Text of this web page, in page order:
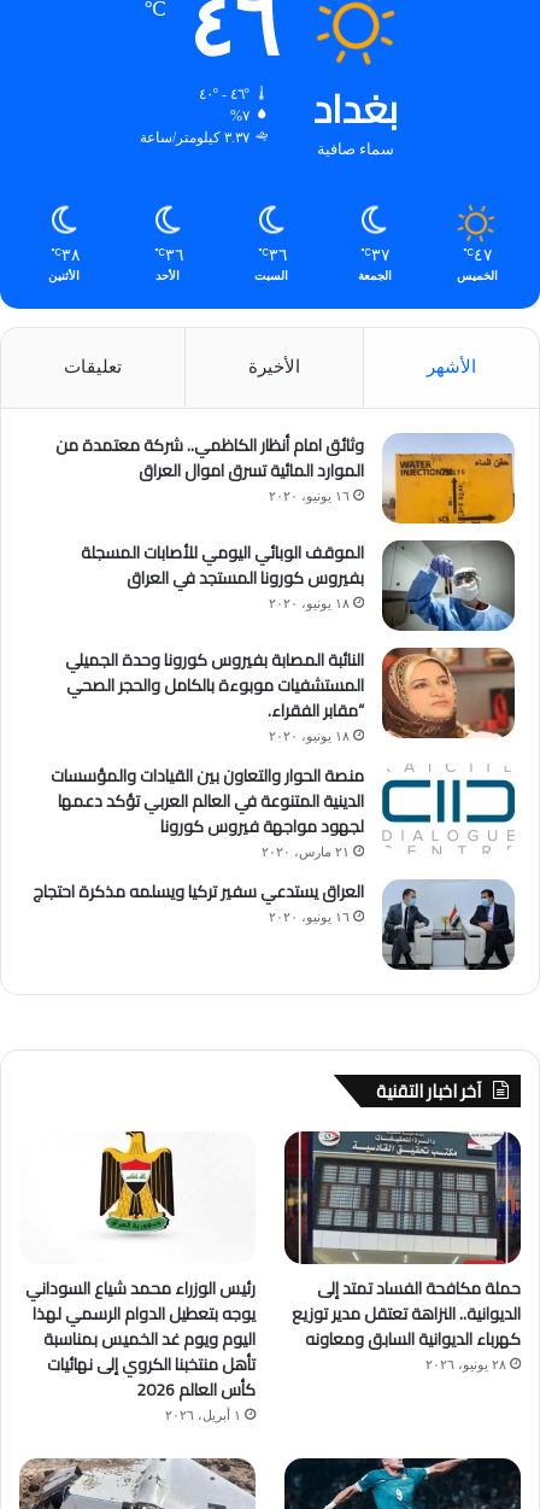
بغداد
سماء صافية
٤٦ ℃
٤٦º - ٤٠º
٧%
٣.٣٧ كيلومتر/ساعة
٤٧℃
الخميس
٣٧℃
الجمعة
٣٦℃
السبت
٣٦℃
الأحد
٣٨℃
الأثنين
الأشهر الأخيرة تعليقات
وثائق امام أنظار الكاظمي.. شركة معتمدة من
الموارد المائية تسرق اموال العراق
١٦ يونيو، ٢٠٢٠
الموقف الوبائي اليومي للأصابات المسجلة
بفيروس كورونا المستجد في العراق
١٨ يونيو، ٢٠٢٠
النائبة المصابة بفيروس كورونا وحدة الجميلي
المستشفيات موبوءة بالكامل والحجر الصحي
“مقابر الفقراء.
١٨ يونيو، ٢٠٢٠
منصة الحوار والتعاون بين القيادات والمؤسسات
الدينية المتنوعة في العالم العربي تؤكد دعمها
لجهود مواجهة فيروس كورونا
٢١ مارس، ٢٠٢٠
العراق يستدعي سفير تركيا ويسلمه مذكرة احتجاج
١٦ يونيو، ٢٠٢٠
آخر اخبار التقنية
حملة مكافحة الفساد تمتد إلى
الديوانية.. النزاهة تعتقل مدير توزيع
كهرباء الديوانية السابق ومعاونه
٢٨ يونيو، ٢٠٢٦
رئيس الوزراء محمد شياع السوداني
يوجه بتعطيل الدوام الرسمي لهذا
اليوم ويوم غد الخميس بمناسبة
تأهل منتخبنا الكروي إلى نهائيات
كأس العالم 2026
١ أبريل، ٢٠٢٦